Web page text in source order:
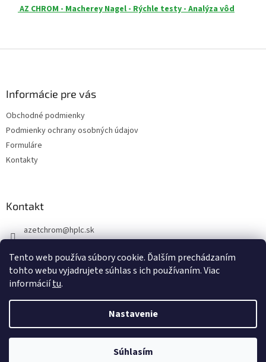
Tento web používa súbory cookie. Ďalším prechádzaním
tohto webu vyjadrujete súhlas s ich používaním. Viac
informáciítu.
Nastavenie
Súhlasím
AZ CHROM - Macherey Nagel - Rýchle testy - Analýza vôd
Informácie pre vás
Obchodné podmienky
Podmienky ochrany osobných údajov
Formuláre
Kontakty
Kontakt
azetchrom@hplc.sk
Vytvoril Shoptet
AZ CHROM. Všetky práva vyhradené.